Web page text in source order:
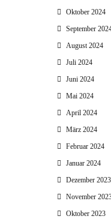
Oktober 2024
September
August 2024
Juli 2024
Juni 2024
Mai 2024
April 2024
März 2024
Februar 2024
Januar 2024
Dezember 2023
November
Oktober 2023